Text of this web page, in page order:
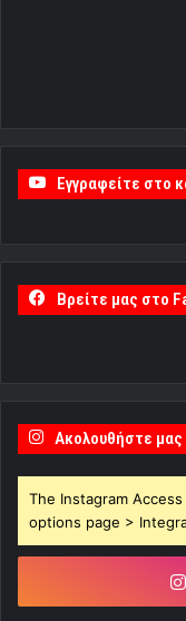
Εγγραφείτε στο
Βρείτε μας στο
Ακολουθήστε
The Instagram
options page >